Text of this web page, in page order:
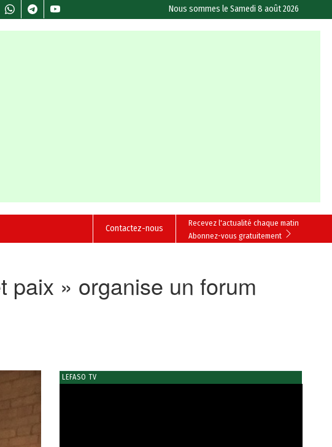
Nous sommes leSamedi 8 août 2026
Recevez l'actualité chaque matin
Abonnez-vous gratuitement
Contactez-nous
paix » organise un forum
LEFASO TV